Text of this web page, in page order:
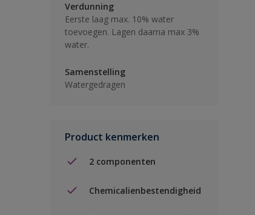
Verdunning
Eerste laag max. 10% water
toevoegen. Lagen daarna max 3%
water.
Samenstelling
Watergedragen
Product kenmerken
2 componenten
Chemicalienbestendigheid